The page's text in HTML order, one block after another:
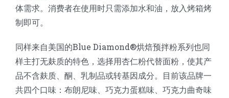
体需求。消费者在使用时只需添加水和油，放入烤箱烤
制即可。
同样来自美国的Blue Diamond®烘焙预拌粉系列也同
样主打无麸质的特色，选择用杏仁粉代替面粉，使其产
品不含麸质、酮、乳制品或转基因成分。目前该品牌一
共四个口味：布朗尼味、巧克力蛋糕味、巧克力曲奇味